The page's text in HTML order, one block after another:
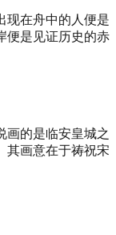
现在舟中的人便是
便是见证历史的赤
画的是临安皇城之
其画意在于祷祝宋